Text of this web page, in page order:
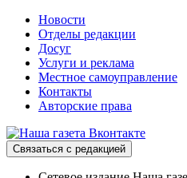
Новости
Отделы редакции
Досуг
Услуги и реклама
Местное самоуправление
Контакты
Авторские права
Связаться с редакцией